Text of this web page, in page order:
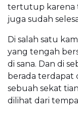
tertutup karena
juga sudah
Di salah satu
yang tengah
di sana. Dan di
berada terdapat
sebuah sekat
dilihat dari